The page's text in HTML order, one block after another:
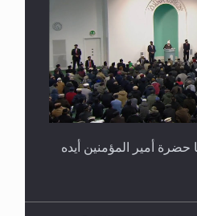
حضرة أمير المؤمنين أيده